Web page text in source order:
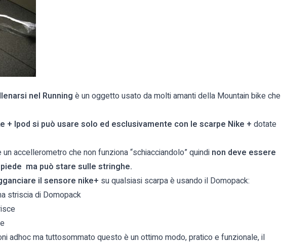
nel Running è un oggetto usato da molti amanti della Mountain bike che
+ Ipod si può usare solo ed esclusivamente con le scarpe Nike + dotate
un accellerometro che non funziona “schiacciandolo” quindi non deve essere
ma può stare sulle stringhe.
il sensore nike+ su qualsiasi scarpa è usando il Domopack:
striscia di Domopack
adhoc ma tuttosommato questo è un ottimo modo, pratico e funzionale, il